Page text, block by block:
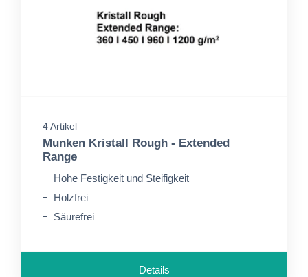
4 Artikel
Munken Kristall Rough - Extended
Range
Hohe Festigkeit und Steifigkeit
Holzfrei
Säurefrei
Details